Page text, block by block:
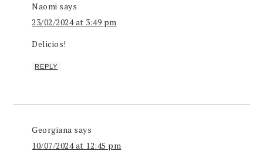
Naomi says
23/02/2024 at 3:49 pm
Delicios!
REPLY
Georgiana says
10/07/2024 at 12:45 pm